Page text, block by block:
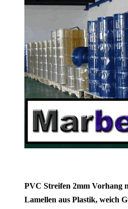
PVC Streifen 2mm Vorhang
Lamellen aus Plastik, weich